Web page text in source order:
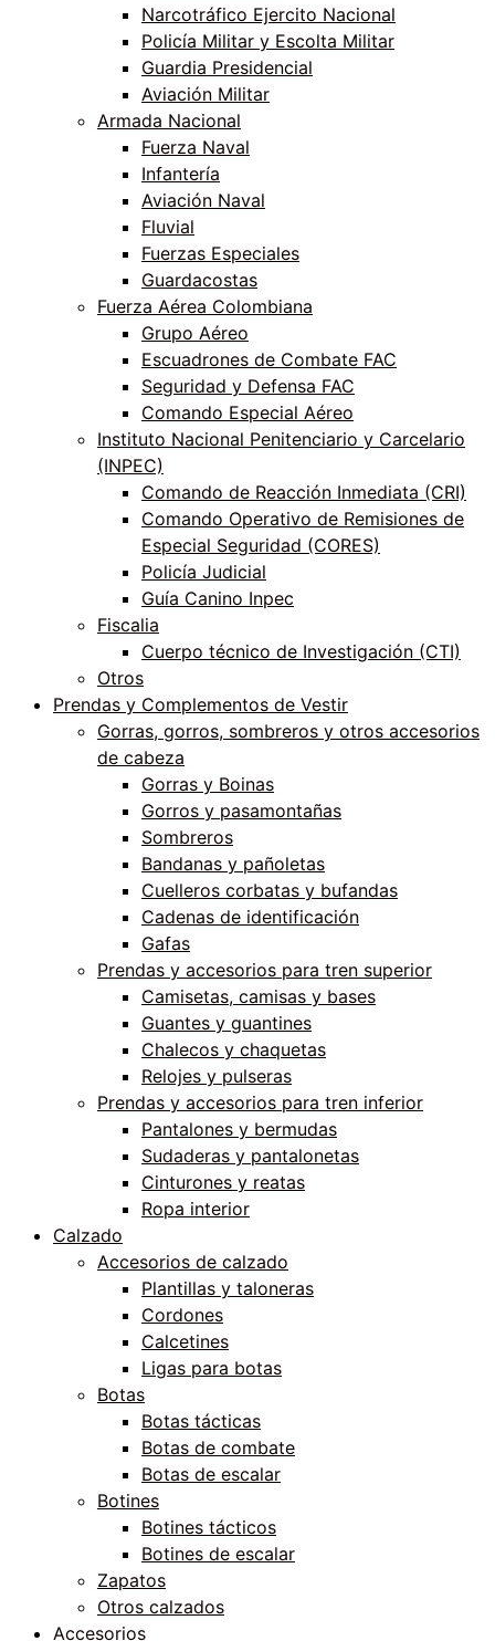
Narcotráfico Ejercito Nacional
Policía Militar y Escolta Militar
Guardia Presidencial
Aviación Militar
Armada Nacional
Fuerza Naval
Infantería
Aviación Naval
Fluvial
Fuerzas Especiales
Guardacostas
Fuerza Aérea Colombiana
Grupo Aéreo
Escuadrones de Combate FAC
Seguridad y Defensa FAC
Comando Especial Aéreo
Instituto Nacional Penitenciario y Carcelario
(INPEC)
Comando de Reacción Inmediata (CRI)
Comando Operativo de Remisiones de
Especial Seguridad (CORES)
Policía Judicial
Guía Canino Inpec
Fiscalia
Cuerpo técnico de Investigación (CTI)
Otros
Prendas y Complementos de Vestir
Gorras, gorros, sombreros y otros accesorios
de cabeza
Gorras y Boinas
Gorros y pasamontañas
Sombreros
Bandanas y pañoletas
Cuelleros corbatas y bufandas
Cadenas de identificación
Gafas
Prendas y accesorios para tren superior
Camisetas, camisas y bases
Guantes y guantines
Chalecos y chaquetas
Relojes y pulseras
Prendas y accesorios para tren inferior
Pantalones y bermudas
Sudaderas y pantalonetas
Cinturones y reatas
Ropa interior
Calzado
Accesorios de calzado
Plantillas y taloneras
Cordones
Calcetines
Ligas para botas
Botas
Botas tácticas
Botas de combate
Botas de escalar
Botines
Botines tácticos
Botines de escalar
Zapatos
Otros calzados
Accesorios